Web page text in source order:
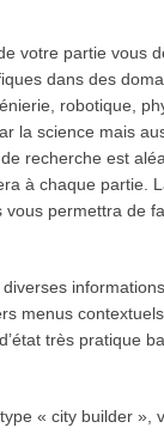
votre partie vous
dans des
robotique,
la science mais
recherche est
à chaque partie.
vous permettra de
menus
très pratique
« city builder »,